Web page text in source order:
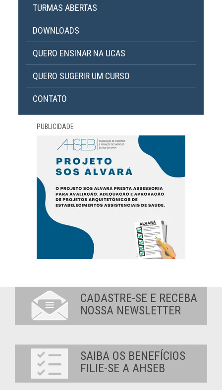
TURMAS ABERTAS
DOWNLOADS
QUERO ENSINAR NA UCAS
QUERO SUGERIR UM CURSO
CONTATO
PUBLICIDADE
CADASTRE-SE E RECEBA
NOSSA NEWSLETTER
SAIBA OS BENEFÍCIOS
FILIE-SE A AHSEB